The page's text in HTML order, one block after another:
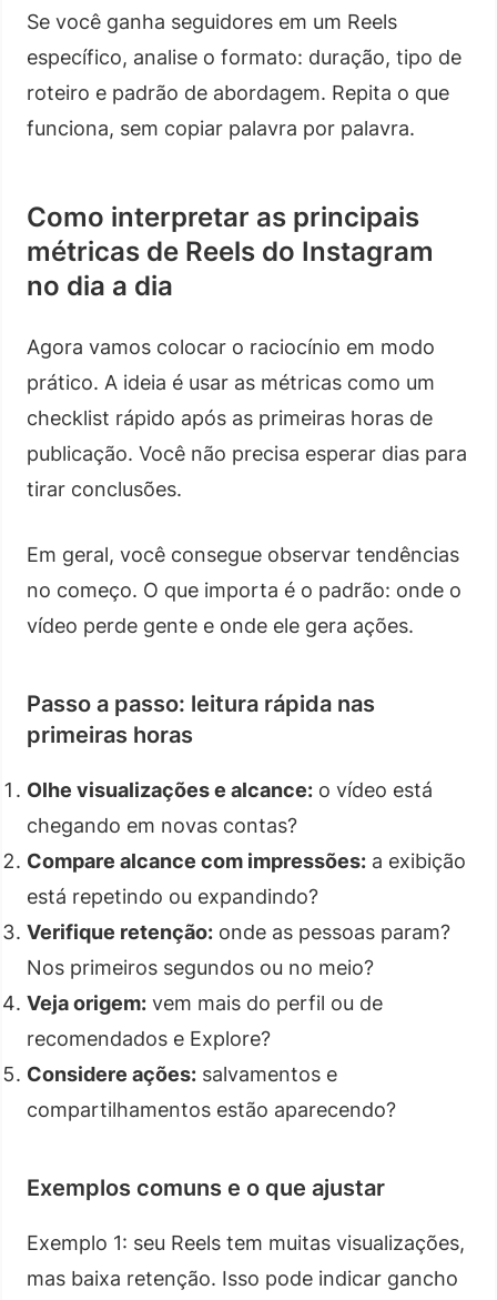
Se você ganha seguidores em um Reels
específico, analise o formato: duração, tipo de
roteiro e padrão de abordagem. Repita o que
funciona, sem copiar palavra por palavra.
Como interpretar as principais
métricas de Reels do Instagram
no dia a dia
Agora vamos colocar o raciocínio em modo
prático. A ideia é usar as métricas como um
checklist rápido após as primeiras horas de
publicação. Você não precisa esperar dias para
tirar conclusões.
Em geral, você consegue observar tendências
no começo. O que importa é o padrão: onde o
vídeo perde gente e onde ele gera ações.
Passo a passo: leitura rápida nas
primeiras horas
Olhe visualizações e alcance: o vídeo está
chegando em novas contas?
Compare alcance com impressões: a exibição
está repetindo ou expandindo?
Verifique retenção: onde as pessoas param?
Nos primeiros segundos ou no meio?
Veja origem: vem mais do perfil ou de
recomendados e Explore?
Considere ações: salvamentos e
compartilhamentos estão aparecendo?
Exemplos comuns e o que ajustar
Exemplo 1: seu Reels tem muitas visualizações,
mas baixa retenção. Isso pode indicar gancho